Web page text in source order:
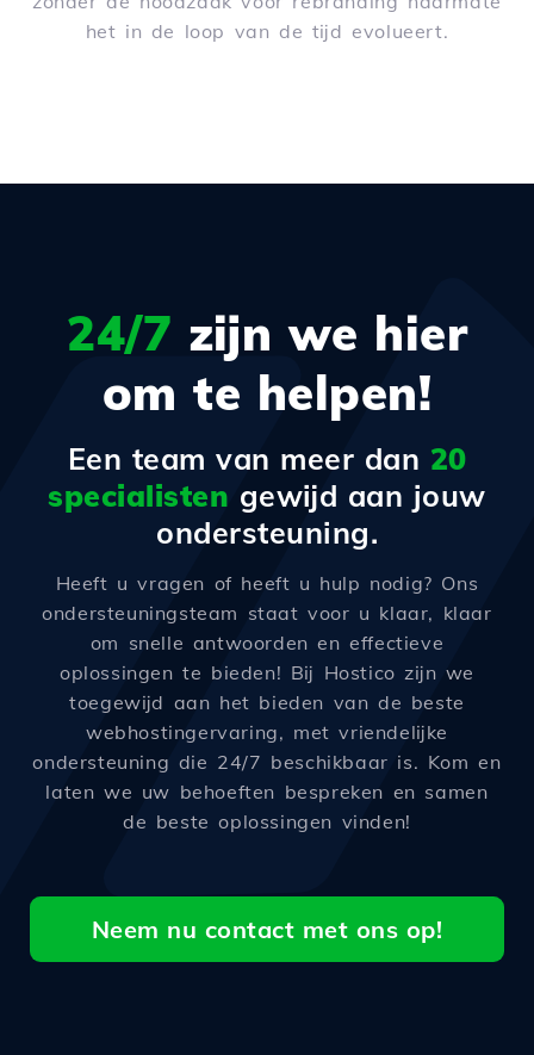
het in de loop van de tijd evolueert.
24/7 zijn we hier
om te helpen!
Een team van meer dan 20
specialisten gewijd aan jouw
ondersteuning.
Heeft u vragen of heeft u hulp nodig? Ons
ondersteuningsteam staat voor u klaar, klaar
om snelle antwoorden en effectieve
oplossingen te bieden! Bij Hostico zijn we
toegewijd aan het bieden van de beste
webhostingervaring, met vriendelijke
ondersteuning die 24/7 beschikbaar is. Kom en
laten we uw behoeften bespreken en samen
de beste oplossingen vinden!
Neem nu contact met ons op!